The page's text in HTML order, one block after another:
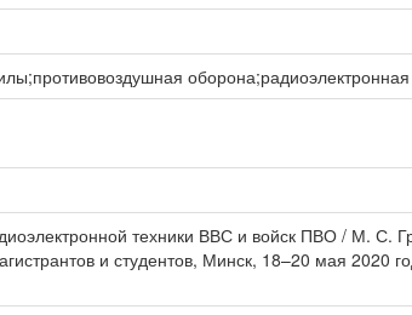
оборона;радиоэлектронная
техники ВВС и войск ПВО / М. С.
и студентов, Минск, 18–20 мая 2020